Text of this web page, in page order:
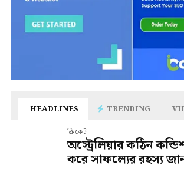
HEADLINES TRENDING
ক্রিকেট
অস্ট্রেলিয়ার কঠিন
করে সাফল্যের রহস্য